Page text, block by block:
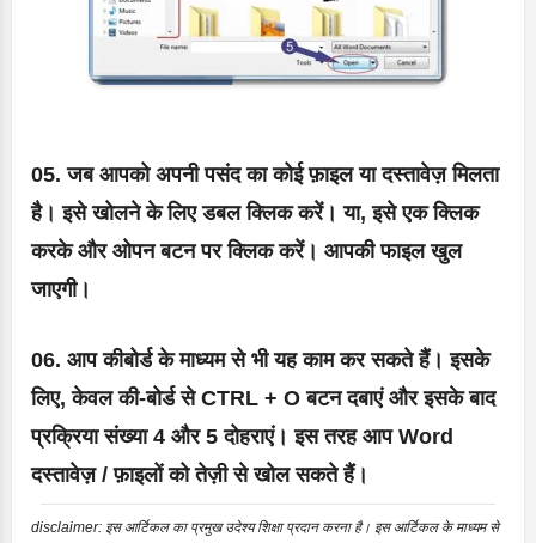
05. जब आपको अपनी पसंद का कोई फ़ाइल या दस्तावेज़ मिलता
है। इसे खोलने के लिए डबल क्लिक करें। या, इसे एक क्लिक
करके और ओपन बटन पर क्लिक करें। आपकी फाइल खुल
जाएगी।
06. आप कीबोर्ड के माध्यम से भी यह काम कर सकते हैं। इसके
लिए, केवल की-बोर्ड से CTRL + O बटन दबाएं और इसके बाद
प्रक्रिया संख्या 4 और 5 दोहराएं। इस तरह आप Word
दस्तावेज़ / फ़ाइलों को तेज़ी से खोल सकते हैं।
disclaimer: इस आर्टिकल का प्रमुख उदेश्य शिक्षा प्रदान करना है। इस आर्टिकल के माध्यम से